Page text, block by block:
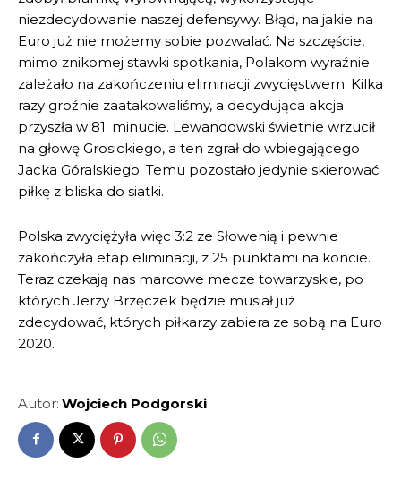
niezdecydowanie naszej defensywy. Błąd, na jakie na
Euro już nie możemy sobie pozwalać. Na szczęście,
mimo znikomej stawki spotkania, Polakom wyraźnie
zależało na zakończeniu eliminacji zwycięstwem. Kilka
razy groźnie zaatakowaliśmy, a decydująca akcja
przyszła w 81. minucie. Lewandowski świetnie wrzucił
na głowę Grosickiego, a ten zgrał do wbiegającego
Jacka Góralskiego. Temu pozostało jedynie skierować
piłkę z bliska do siatki.
Polska zwyciężyła więc 3:2 ze Słowenią i pewnie
zakończyła etap eliminacji, z 25 punktami na koncie.
Teraz czekają nas marcowe mecze towarzyskie, po
których Jerzy Brzęczek będzie musiał już
zdecydować, których piłkarzy zabiera ze sobą na Euro
2020.
Autor: Wojciech Podgorski